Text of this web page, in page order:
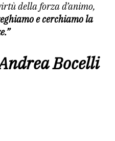
della forza d’animo,
e cerchiamo la
Bocelli